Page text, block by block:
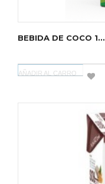
BEBIDA DE COCO 1...
AÑADIR AL CARRO